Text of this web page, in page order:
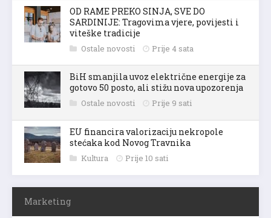
OD RAME PREKO SINJA, SVE DO
SARDINIJE: Tragovima vjere, povijesti i
viteške tradicije
Ostale novosti Prije 4 sata
BiH smanjila uvoz električne energije za
gotovo 50 posto, ali stižu nova upozorenja
Ostale novosti Prije 9 sati
EU financira valorizaciju nekropole
stećaka kod Novog Travnika
Kultura Prije 10 sati
Marketing